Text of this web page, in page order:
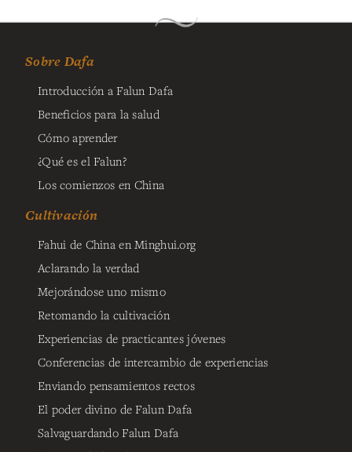
Sobre Dafa
Introducción a Falun Dafa
Beneficios para la salud
Cómo aprender
¿Qué es el Falun?
Los comienzos en China
Cultivación
Fahui de China en Minghui.org
Aclarando la verdad
Mejorándose uno mismo
Retomando la cultivación
Experiencias de practicantes jóvenes
Conferencias de intercambio de experiencias
Enviando pensamientos rectos
El poder divino de Falun Dafa
Salvaguardando Falun Dafa